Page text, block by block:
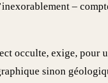
–
occulte, exige, pour
sinon